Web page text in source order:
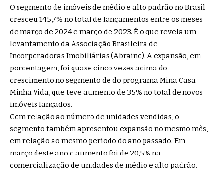
O segmento de imóveis de médio e alto padrão no Brasil
cresceu 145,7% no total de lançamentos entre os meses
de março de 2024 e março de 2023. É o que revela um
levantamento da Associação Brasileira de
Incorporadoras Imobiliárias (Abrainc). A expansão, em
porcentagem, foi quase cinco vezes acima do
crescimento no segmento de do programa Mina Casa
Minha Vida, que teve aumento de 35% no total de novos
imóveis lançados.
Com relação ao número de unidades vendidas, o
segmento também apresentou expansão no mesmo mês,
em relação ao mesmo período do ano passado. Em
março deste ano o aumento foi de 20,5% na
comercialização de unidades de médio e alto padrão.